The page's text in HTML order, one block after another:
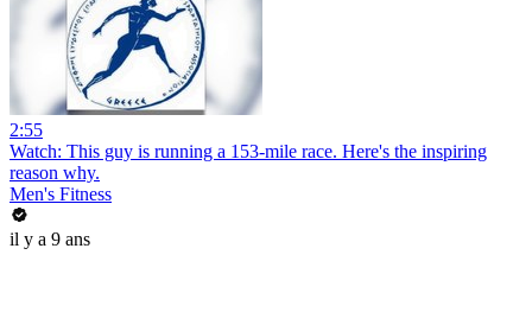
2:55
Watch: This guy is running a 153-mile race. Here's the inspiring
reason why.
Men's Fitness
il y a 9 ans